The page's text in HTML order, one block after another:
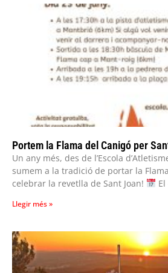
Portem la Flama del Canigó per
Un any més, des de l’Escola
sumem a la tradició de portar la
celebrar la revetlla de Sant Joan!
Llegir més »